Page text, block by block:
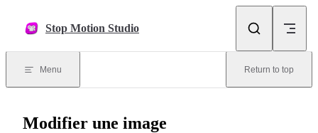
Stop Motion Studio
Menu Return to top
Modifier une image